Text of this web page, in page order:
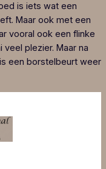
is iets wat een
Maar ook met een
vooral ook een flinke
plezier. Maar na
een borstelbeurt weer